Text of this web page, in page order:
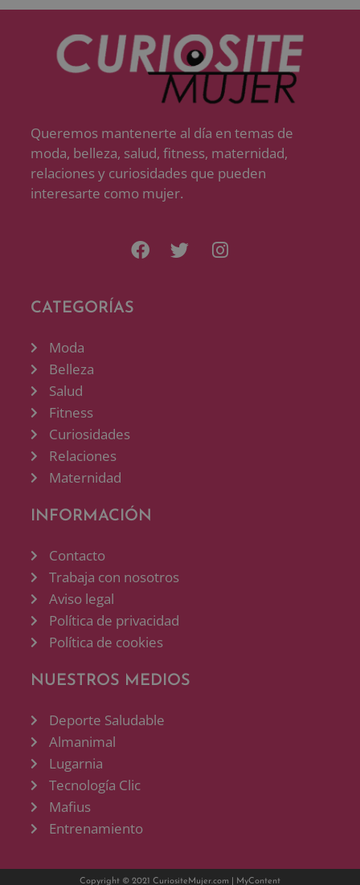
Queremos mantenerte al día en temas de
moda, belleza, salud, fitness, maternidad,
relaciones y curiosidades que pueden
interesarte como mujer.
CATEGORÍAS
Moda
Belleza
Salud
Fitness
Curiosidades
Relaciones
Maternidad
INFORMACIÓN
Contacto
Trabaja con nosotros
Aviso legal
Política de privacidad
Política de cookies
NUESTROS MEDIOS
Deporte Saludable
Almanimal
Lugarnia
Tecnología Clic
Mafius
Entrenamiento
Copyright © 2021 CuriositeMujer.com | MyContent